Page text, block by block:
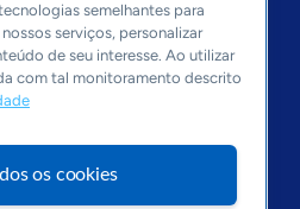
semelhantes para
serviços, personalizar
de seu interesse. Ao utilizar
com tal monitoramento descrito
os cookies